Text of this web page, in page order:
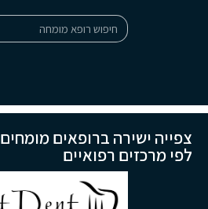
צפייה ישירה ברופאים מומחים
לפי מרכזים רפואיים